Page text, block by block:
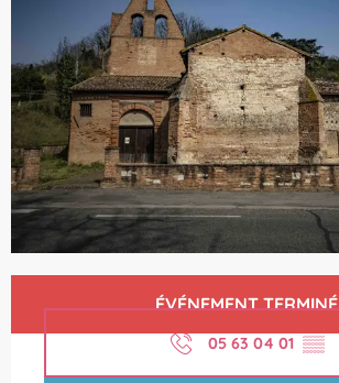
Ouverture et coordonnées
ÉVÉNEMENT TERMINÉ
05 63 04 01 ▒▒